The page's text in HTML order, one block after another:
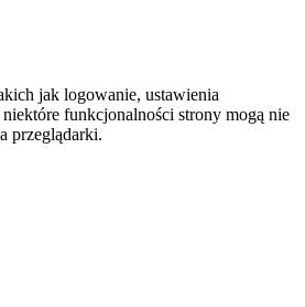
jak logowanie, ustawienia
funkcjonalności strony mogą nie
przeglądarki.